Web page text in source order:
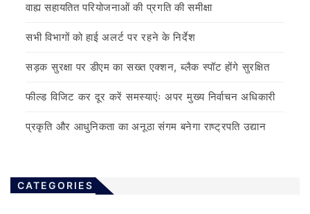
वाह्य सहायतित परियोजनाओं की प्रगति की समीक्षा
सभी विभागों को हाई अलर्ट पर रहने के निर्देश
सड़क सुरक्षा पर डीएम का सख्त एक्शन, ब्लैक स्पॉट होंगे सुरक्षित
फील्ड विजिट कर दूर करें समस्याएंः अपर मुख्य निर्वाचन अधिकारी
प्रकृति और आधुनिकता का अनूठा संगम बनेगा राष्ट्रपति उद्यान
CATEGORIES